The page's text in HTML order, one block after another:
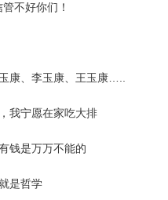
不好你们！
康、李玉康、王玉康…..
我宁愿在家吃大排
钱是万万不能的
是哲学